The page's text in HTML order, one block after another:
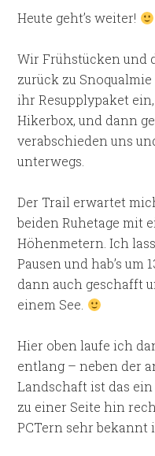
Heute geht’s weiter!
Wir Frühstücken und
zurück zu
ihr Resupplypaket
Hikerbox, und dann
verabschieden uns
unterwegs.
Der Trail erwartet
beiden Ruhetage mit
Höhenmetern. Ich
Pausen und hab’s um
dann auch geschafft
einem See.
Hier oben laufe ich
entlang – neben der
Landschaft ist das
zu einer Seite hin
PCTern sehr bekannt